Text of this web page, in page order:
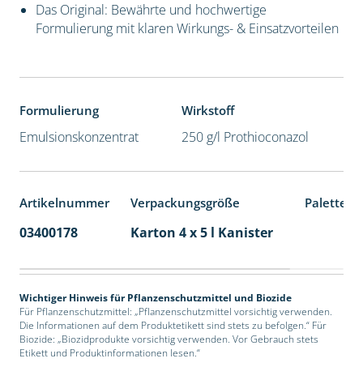
Das Original: Bewährte und hochwertige
Formulierung mit klaren Wirkungs- & Einsatzvorteilen
Formulierung
Emulsionskonzentrat
Wirkstoff
250 g/l Prothioconazol
Artikelnummer Verpackungsgröße
03400178 Karton 4 x 5 l Kanister
Wichtiger Hinweis für Pflanzenschutzmittel und Biozide
Für Pflanzenschutzmittel: „Pflanzenschutzmittel vorsichtig verwenden.
Die Informationen auf dem Produktetikett sind stets zu befolgen.“ Für
Biozide: „Biozidprodukte vorsichtig verwenden. Vor Gebrauch stets
Etikett und Produktinformationen lesen.“